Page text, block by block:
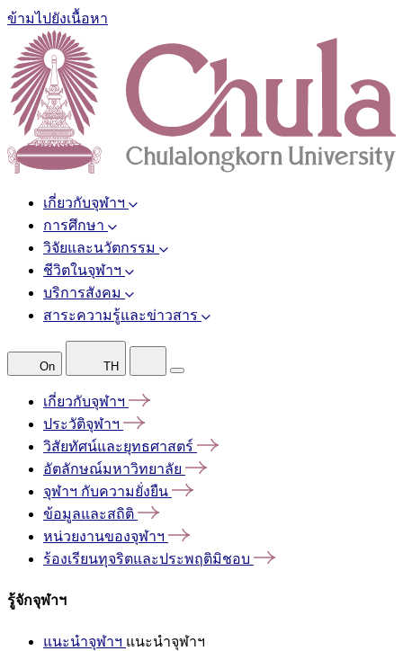
ข้ามไปยังเนื้อหา
เกี่ยวกับจุฬาฯ
การศึกษา
วิจัยและนวัตกรรม
ชีวิตในจุฬาฯ
บริการสังคม
สาระความรู้และข่าวสาร
On TH
เกี่ยวกับจุฬาฯ
ประวัติจุฬาฯ
วิสัยทัศน์และยุทธศาสตร์
อัตลักษณ์มหาวิทยาลัย
จุฬาฯ กับความยั่งยืน
ข้อมูลและสถิติ
หน่วยงานของจุฬาฯ
ร้องเรียนทุจริตและประพฤติมิชอบ
รู้จักจุฬาฯ
แนะนำจุฬาฯ แนะนำจุฬาฯ